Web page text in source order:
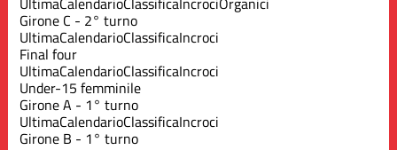
Girone C - 2° turno
UltimaCalendarioClassificaIncroci
Final four
UltimaCalendarioClassificaIncroci
Under-15 femminile
Girone A - 1° turno
UltimaCalendarioClassificaIncroci
Girone B - 1° turno